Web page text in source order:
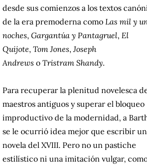
desde sus comienzos a los textos
de la era premoderna como Las mil y
noches, Gargantúa y Pantagruel, El
Quijote, Tom Jones,Joseph
Andrews o Tristram Shandy.
Para recuperar la plenitud novelesca
maestros antiguos y superar el bloqueo
improductivo de la modernidad, a
se le ocurrió idea mejor que escribir
novela del XVIII. Pero no un pastiche
estilístico ni una imitación vulgar,